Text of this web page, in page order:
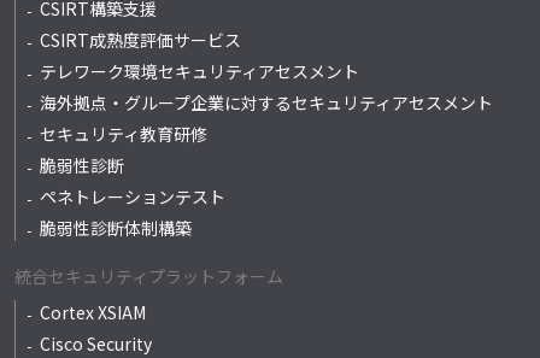
CSIRT構築支援
CSIRT成熟度評価サービス
テレワーク環境セキュリティアセスメント
海外拠点・グループ企業に対するセキュリティアセスメント
セキュリティ教育研修
脆弱性診断
ペネトレーションテスト
脆弱性診断体制構築
統合セキュリティプラットフォーム
Cortex XSIAM
Cisco Security